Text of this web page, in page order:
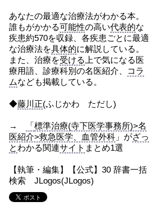
あなたの最適な治療法がわかる本。
誰もがかかる可能性の高い代表的な
疾患約570を収録、各疾患ごとに最適
な治療法を具体的に解説している。
また、治療を受ける 上で気になる医
療用語、診療科別の名医紹介、
コラ
ムなども掲載している。
◆藤川正(ふじかわ ただし)
→ 「 標準治療(寺下医学事務所)>名
医紹介>救急医学、血管外科」がざっ
と わかる関連サイト まとめ1選
【執筆・編集】【公式】30 辞書一括
検索 JLogos(JLogos)